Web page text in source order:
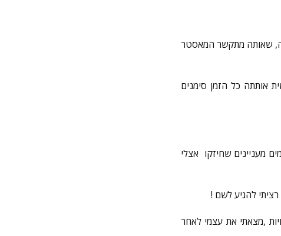
שאותה מתקשר המאסטר
אותתה כל הזמן סימנים
מעניינים שחיזקו אצלי
להגיע לשם !
,מצאתי את עצמי לאחר